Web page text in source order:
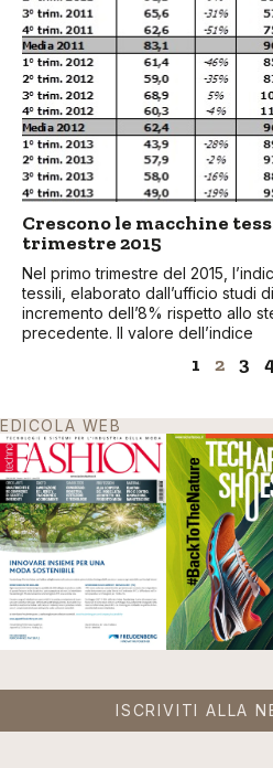
Crescono le macchine
trimestre 2015
Nel primo trimestre del 2015,
tessili, elaborato dall’ufficio studi
incremento dell’8% rispetto allo
precedente. Il valore dell’indice
1 2 3
EDICOLA WEB
ISCRIVITI ALLA